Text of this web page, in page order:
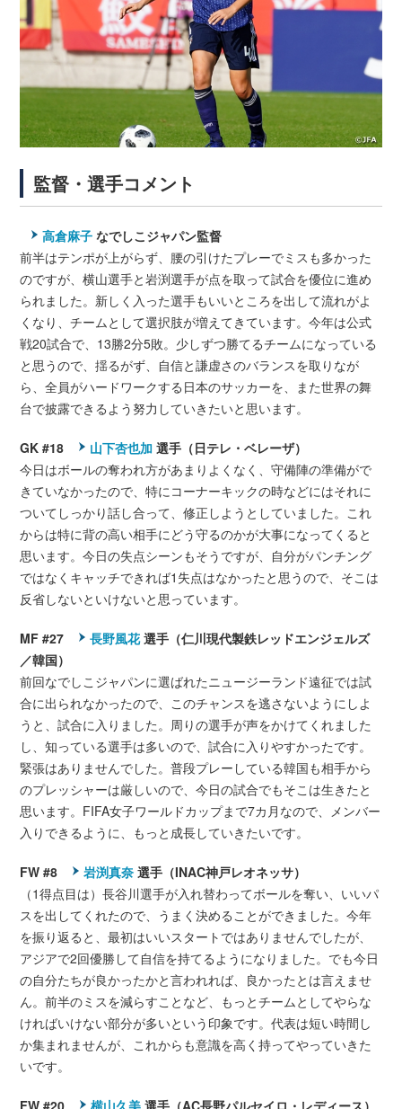
監督・選手コメント
高倉麻子 なでしこジャパン監督
前半はテンポが上がらず、腰の引けたプレーでミスも多かった
のですが、横山選手と岩渕選手が点を取って試合を優位に進め
られました。新しく入った選手もいいところを出して流れがよ
くなり、チームとして選択肢が増えてきています。今年は公式
戦20試合で、13勝2分5敗。少しずつ勝てるチームになっている
と思うので、揺るがず、自信と謙虚さのバランスを取りなが
ら、全員がハードワークする日本のサッカーを、また世界の舞
台で披露できるよう努力していきたいと思います。
GK #18 山下杏也加 選手（日テレ・ベレーザ）
今日はボールの奪われ方があまりよくなく、守備陣の準備がで
きていなかったので、特にコーナーキックの時などにはそれに
ついてしっかり話し合って、修正しようとしていました。これ
からは特に背の高い相手にどう守るのかが大事になってくると
思います。今日の失点シーンもそうですが、自分がパンチング
ではなくキャッチできれば1失点はなかったと思うので、そこは
反省しないといけないと思っています。
MF #27 長野風花選手（仁川現代製鉄レッドエンジェルズ
／韓国）
前回なでしこジャパンに選ばれたニュージーランド遠征では試
合に出られなかったので、このチャンスを逃さないようにしよ
うと、試合に入りました。周りの選手が声をかけてくれました
し、知っている選手は多いので、試合に入りやすかったです。
緊張はありませんでした。普段プレーしている韓国も相手から
のプレッシャーは厳しいので、今日の試合でもそこは生きたと
思います。FIFA女子ワールドカップまで7カ月なので、メンバー
入りできるように、もっと成長していきたいです。
FW #8 岩渕真奈 選手（INAC神戸レオネッサ）
（1得点目は）長谷川選手が入れ替わってボールを奪い、いいパ
スを出してくれたので、うまく決めることができました。今年
を振り返ると、最初はいいスタートではありませんでしたが、
アジアで2回優勝して自信を持てるようになりました。でも今日
の自分たちが良かったかと言われれば、良かったとは言えませ
ん。前半のミスを減らすことなど、もっとチームとしてやらな
ければいけない部分が多いという印象です。代表は短い時間し
か集まれませんが、これからも意識を高く持ってやっていきた
いです。